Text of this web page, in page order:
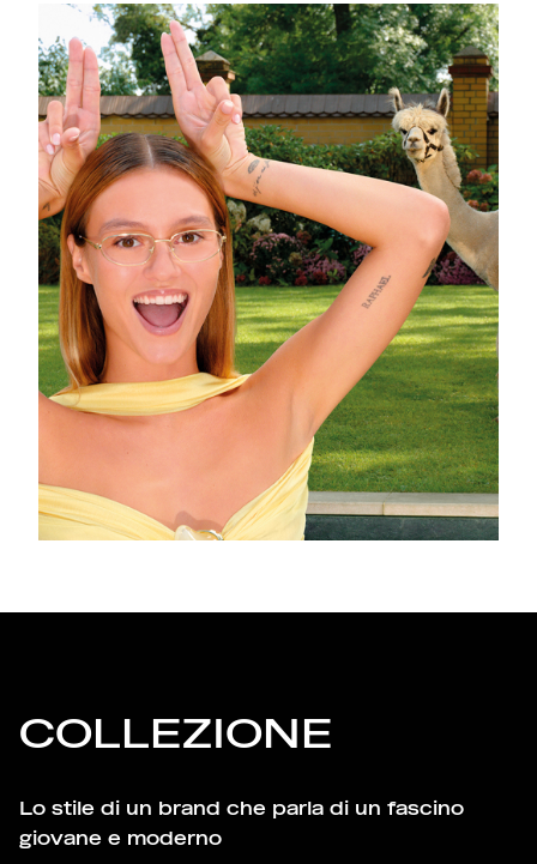
COLLEZIONE
Lo stile di un brand che parla di un fascino
giovane e moderno